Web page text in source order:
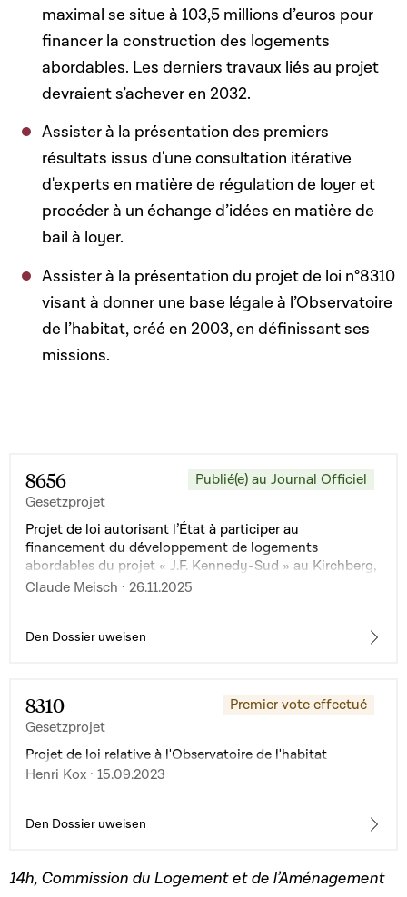
maximal se situe à 103,5 millions d’euros pour
financer la construction des logements
abordables. Les derniers travaux liés au projet
devraient s’achever en 2032.
Assister à la présentation des premiers
résultats issus d'une consultation itérative
d'experts en matière de régulation de loyer et
procéder à un échange d’idées en matière de
bail à loyer.
Assister à la présentation du projet de loi n°8310
visant à donner une base légale à l’Observatoire
de l’habitat, créé en 2003, en définissant ses
missions.
8656
Gesetzprojet
Publié(e) au Journal Officiel
Projet de loi autorisant l’État à participer au
financement du développement de logements
abordables du projet « J.F. Kennedy-Sud » au Kirchberg,
Ville de Luxembourg
Claude Meisch · 26.11.2025
Den Dossier uweisen
8310
Gesetzprojet
Premier vote effectué
Projet de loi relative à l'Observatoire de l'habitat
Henri Kox · 15.09.2023
Den Dossier uweisen
14h, Commission du Logement et de l’Aménagement